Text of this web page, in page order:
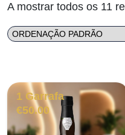
A mostrar todos os 11
1 Garrafa
€50.00